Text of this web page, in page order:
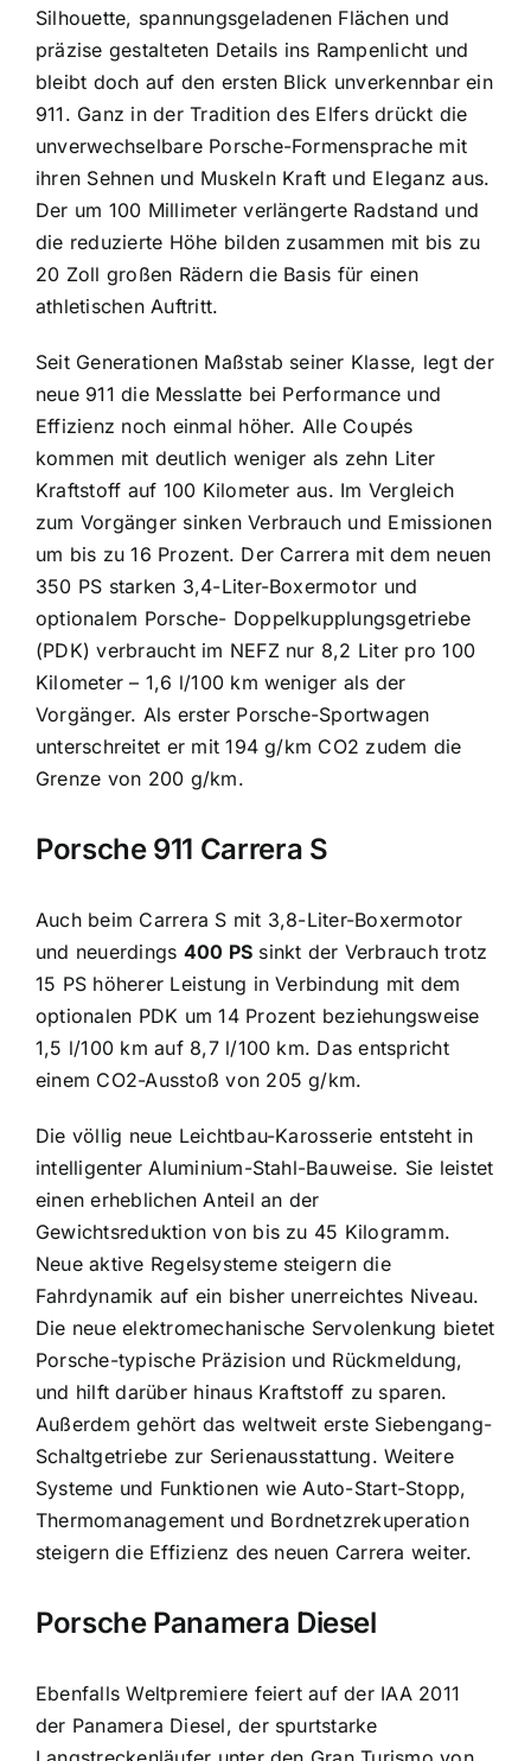
Silhouette, spannungsgeladenen Flächen und
präzise gestalteten Details ins Rampenlicht und
bleibt doch auf den ersten Blick unverkennbar ein
911. Ganz in der Tradition des Elfers drückt die
unverwechselbare Porsche-Formensprache mit
ihren Sehnen und Muskeln Kraft und Eleganz aus.
Der um 100 Millimeter verlängerte Radstand und
die reduzierte Höhe bilden zusammen mit bis zu
20 Zoll großen Rädern die Basis für einen
athletischen Auftritt.
Seit Generationen Maßstab seiner Klasse, legt der
neue 911 die Messlatte bei Performance und
Effizienz noch einmal höher. Alle Coupés
kommen mit deutlich weniger als zehn Liter
Kraftstoff auf 100 Kilometer aus. Im Vergleich
zum Vorgänger sinken Verbrauch und Emissionen
um bis zu 16 Prozent. Der Carrera mit dem neuen
350 PS starken 3,4-Liter-Boxermotor und
optionalem Porsche- Doppelkupplungsgetriebe
(PDK) verbraucht im NEFZ nur 8,2 Liter pro 100
Kilometer – 1,6 l/100 km weniger als der
Vorgänger. Als erster Porsche-Sportwagen
unterschreitet er mit 194 g/km CO2 zudem die
Grenze von 200 g/km.
Porsche 911 Carrera S
Auch beim Carrera S mit 3,8-Liter-Boxermotor
und neuerdings 400 PS sinkt der Verbrauch trotz
15 PS höherer Leistung in Verbindung mit dem
optionalen PDK um 14 Prozent beziehungsweise
1,5 l/100 km auf 8,7 l/100 km. Das entspricht
einem CO2-Ausstoß von 205 g/km.
Die völlig neue Leichtbau-Karosserie entsteht in
intelligenter Aluminium-Stahl-Bauweise. Sie leistet
einen erheblichen Anteil an der
Gewichtsreduktion von bis zu 45 Kilogramm.
Neue aktive Regelsysteme steigern die
Fahrdynamik auf ein bisher unerreichtes Niveau.
Die neue elektromechanische Servolenkung bietet
Porsche-typische Präzision und Rückmeldung,
und hilft darüber hinaus Kraftstoff zu sparen.
Außerdem gehört das weltweit erste Siebengang-
Schaltgetriebe zur Serienausstattung. Weitere
Systeme und Funktionen wie Auto-Start-Stopp,
Thermomanagement und Bordnetzrekuperation
steigern die Effizienz des neuen Carrera weiter.
Porsche Panamera Diesel
Ebenfalls Weltpremiere feiert auf der IAA 2011
der Panamera Diesel, der spurtstarke